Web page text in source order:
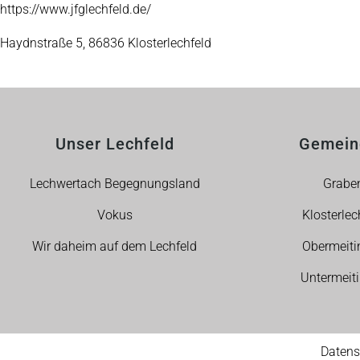
https://www.jfglechfeld.de/
Haydnstraße 5, 86836 Klosterlechfeld
Unser Lechfeld
Lechwertach Begegnungsland
Vokus
Wir daheim auf dem Lechfeld